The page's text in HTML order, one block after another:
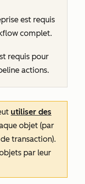
est requis
complet.
requis pour
actions.
utiliser des
objet (par
transaction).
par leur